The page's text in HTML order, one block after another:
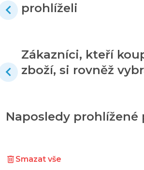
prohlíželi
Zákazníci, kteří
zboží, si rovněž
Naposledy
Smazat vše